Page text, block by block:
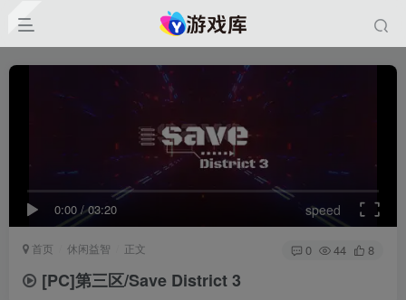
0:00/03:20 speed
首页 休闲益智 正文 0 44 8
[PC]第三区/Save District 3